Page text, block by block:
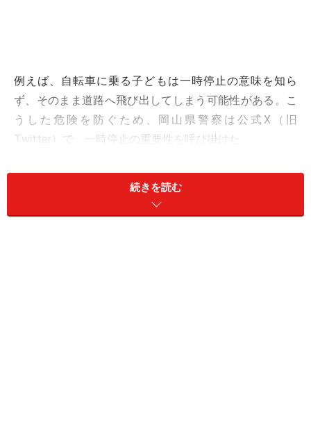
例えば、自転車に乗る子どもは一時停止の意味を知ら
ず、そのまま道路へ飛び出してしまう可能性がある。こ
うした危険を防ぐため、岡山県警察は公式X（旧
Twitter）で、一時停止の重要性を呼び掛けた。
「自転車も必ず一時停止!!」岡山県警が呼び
続きを読む